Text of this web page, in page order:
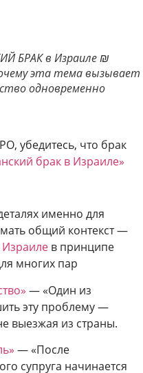
БРАК в Израиле ₪
эта тема вызывает
одновременно
убедитесь, что брак
брак в Израиле»
именно для
общий контекст —
Израиле в принципе
многих пар
— «Один из
эту проблему —
выезжая из страны.
— «После
супруга начинается